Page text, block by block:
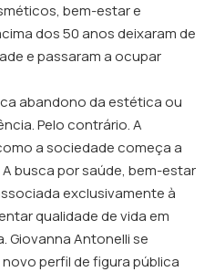
bem-estar e
dos 50 anos deixaram de
e passaram a ocupar
abandono da estética ou
Pelo contrário. A
a sociedade começa a
busca por saúde, bem-estar
exclusivamente à
qualidade de vida em
Giovanna Antonelli se
perfil de figura pública